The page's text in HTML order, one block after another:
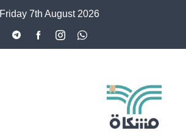
Friday 7th August 2026